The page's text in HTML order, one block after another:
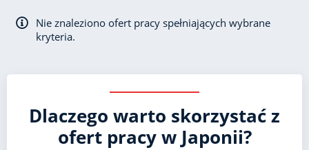
PT
SV
Nie znaleziono ofert pracy spełniających wybrane
kryteria.
Dlaczego warto skorzystać z
ofert pracy w Japonii?